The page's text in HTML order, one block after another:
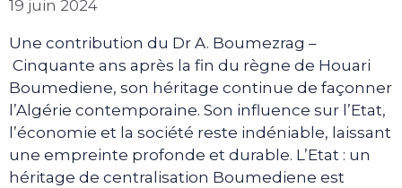
19 juin 2024
Une contribution du Dr A. Boumezrag –
Cinquante ans après la fin du règne de Houari
Boumediene, son héritage continue de façonner
l’Algérie contemporaine. Son influence sur l’Etat,
l’économie et la société reste indéniable, laissant
une empreinte profonde et durable. L’Etat : un
héritage de centralisation Boumediene est